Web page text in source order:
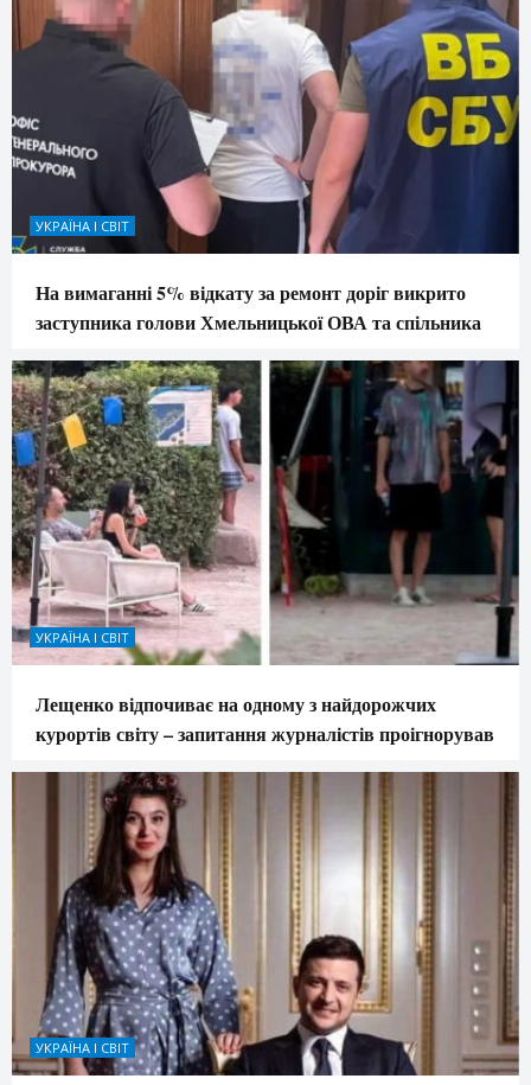
УКРАЇНА І СВІТ
На вимаганні 5% відкату за ремонт доріг викрито
заступника голови Хмельницької ОВА та спільника
УКРАЇНА І СВІТ
Лещенко відпочиває на одному з найдорожчих
курортів світу – запитання журналістів проігнорував
УКРАЇНА І СВІТ